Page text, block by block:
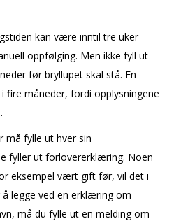
kan være inntil tre uker
oppfølging. Men ikke fyll ut
før bryllupet skal stå. En
fire måneder, fordi opplysningene
må fylle ut hver sin
fyller ut forlovererklæring. Noen
eksempel vært gift før, vil det i
legge ved en erklæring om
må du fylle ut en melding om